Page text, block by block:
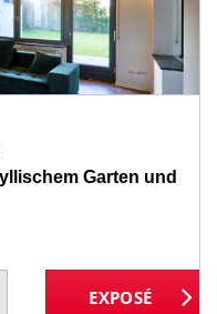
Garten und